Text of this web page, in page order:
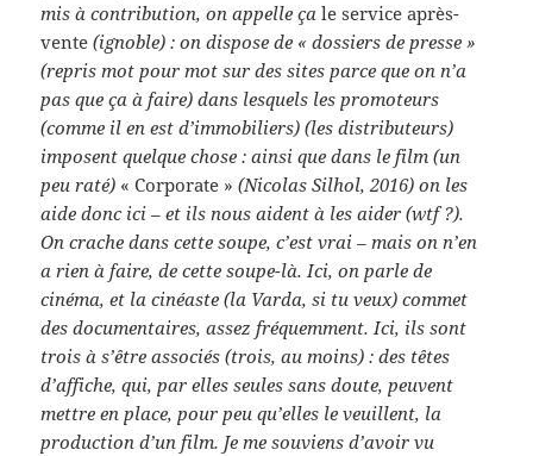
mis à contribution, on appelle çale service après-
vente (ignoble) : on dispose de « dossiers de presse »
(repris mot pour mot sur des sites parce que on n’a
pas que ça à faire) dans lesquels les promoteurs
(comme il en est d’immobiliers) (les distributeurs)
imposent quelque chose : ainsi que dans le film (un
peu raté) « Corporate » (Nicolas Silhol, 2016) on les
aide donc ici – et ils nous aident à les aider (wtf ?).
On crache dans cette soupe, c’est vrai – mais on n’en
a rien à faire, de cette soupe-là. Ici, on parle de
cinéma, et la cinéaste (la Varda, si tu veux) commet
des documentaires, assez fréquemment. Ici, ils sont
trois à s’être associés (trois, au moins) : des têtes
d’affiche, qui, par elles seules sans doute, peuvent
mettre en place, pour peu qu’elles le veuillent, la
production d’un film. Je me souviens d’avoir vu